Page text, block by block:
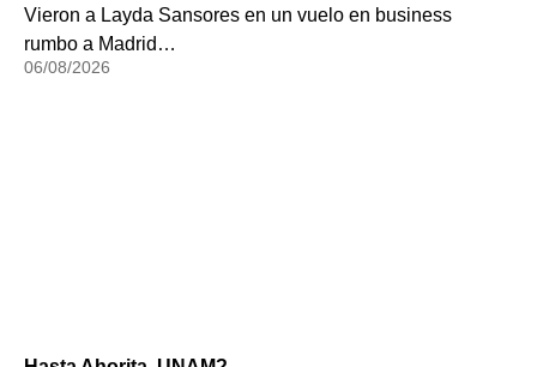
Vieron a Layda Sansores en un vuelo en business
rumbo a Madrid…
06/08/2026